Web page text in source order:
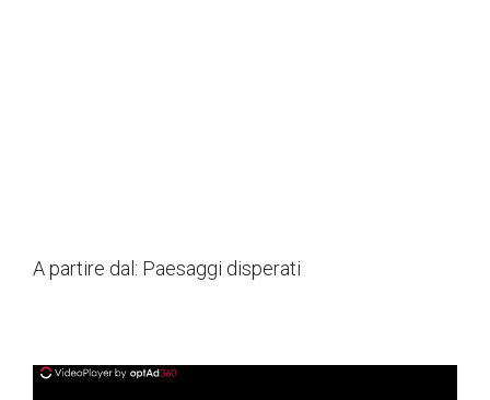
A partire dal: Paesaggi disperati